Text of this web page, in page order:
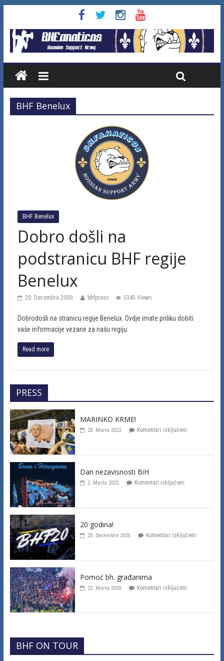
BHF Benelux
BHF Benelux
Dobro došli na
podstranicu BHF regije
Benelux
20. Decembra 2009. bhfpress 5345 Views
Dobrodošli na stranicu regije Benelux. Ovdje imate priliku dobiti
vaše informacije vezane za našu regiju.
Read more
PRESS
MARINKO KRME!
20. Marta 2022. Komentari isključeni
Dan nezavisnosti BiH
2. Marta 2022. Komentari isključeni
20 godina!
20. Decembra 2020. Komentari isključeni
Pomoć bh. građanima
22. Marta 2020. Komentari isključeni
BHF ON TOUR